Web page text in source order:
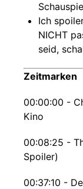
Ich
NICHT
seid,
Zeitmarken
00:00:00 -
Kino
00:08:25 -
Spoiler)
00:37:10 -